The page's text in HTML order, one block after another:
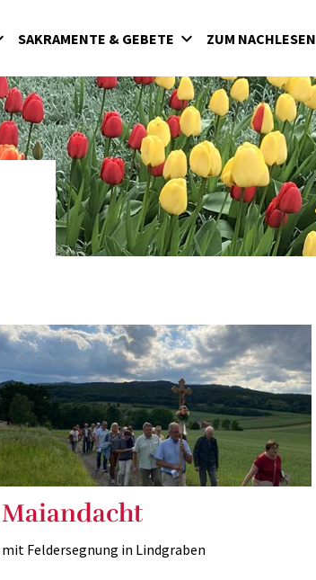
SAKRAMENTE & GEBETE
ZUM NACHLESEN
2022
2023
Maiandacht
mit Feldersegnung in Lindgraben